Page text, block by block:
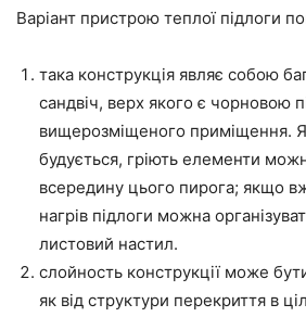
Варіант пристрою теплої підлоги
така конструкція являє собою
сандвіч, верх якого є чорновою
вищерозміщеного приміщення.
будується, гріють елементи
всередину цього пирога; якщо
нагрів підлоги можна
листовий настил.
слойность конструкції може
як від структури перекриття в